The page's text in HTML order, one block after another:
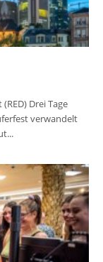
Drei Tage
verwandelt